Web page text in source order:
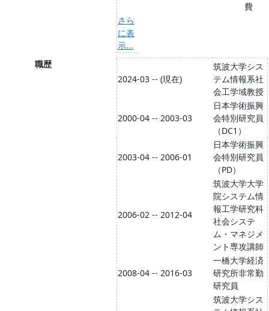
費
さら
に表
示...
職歴
2024-03 -- (現在)
筑波大学シス
テム情報系社
会工学域教授
2000-04 -- 2003-03
日本学術振興
会特別研究員
（DC1）
2003-04 -- 2006-01
日本学術振興
会特別研究員
（PD）
2006-02 -- 2012-04
筑波大学大学
院システム情
報工学研究科
社会システ
ム・マネジメ
ント専攻講師
2008-04 -- 2016-03
一橋大学経済
研究所非常勤
研究員
筑波大学シス